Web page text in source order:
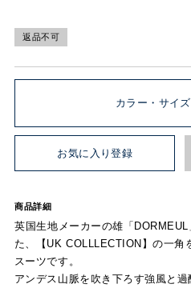
返品不可
カラー・サイ
お気に入り登録
商品詳細
英国生地メーカーの雄「
た、【UK COLLLECTION】の一角
スーツです。
アンデス山脈を吹き下ろす強風と